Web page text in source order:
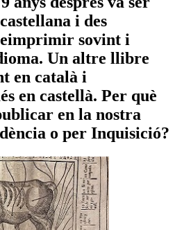
i des
sovint i
Un altre llibre
en català i
en castellà. Per què
en la nostra
o per Inquisició?